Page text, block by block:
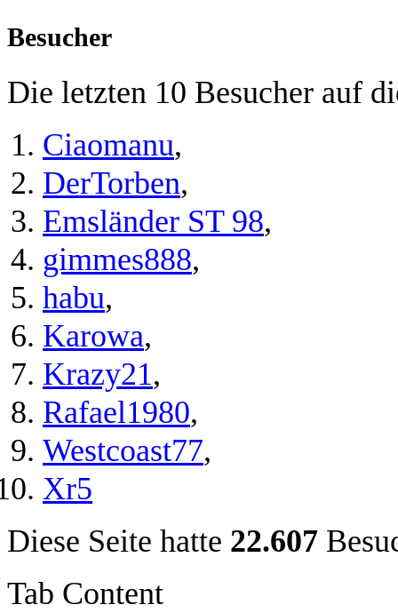
Besucher
Die letzten 10 Besucher auf
Ciaomanu,
DerTorben,
Emsländer ST 98,
gimmes888,
habu,
Karowa,
Krazy21,
Rafael1980,
Westcoast77,
Xr5
Diese Seite hatte 22.607
Tab Content